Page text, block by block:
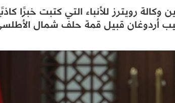
رويترز للأنباء التي كتبت خبرًا
أردوغان قبيل قمة حلف شمال